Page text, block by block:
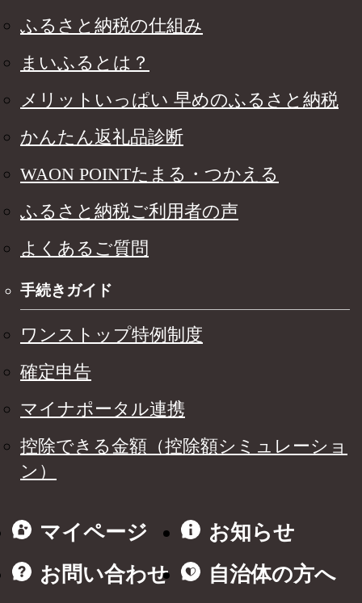
ふるさと納税の仕組み
まいふるとは？
メリットいっぱい 早めのふるさと納税
かんたん返礼品診断
WAON POINTたまる・つかえる
ふるさと納税ご利用者の声
よくあるご質問
手続きガイド
ワンストップ特例制度
確定申告
マイナポータル連携
控除できる金額（控除額シミュレーショ
ン）
マイページ
お知らせ
お問い合わせ
自治体の方へ